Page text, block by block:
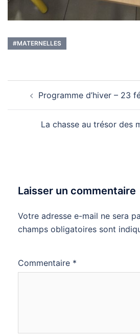
#MATERNELLES
d’articleProgramme d’hiver – 23
La chasse au trésor des
Laisser un commentaire
Votre adresse e-mail ne sera
champs obligatoires sont
Commentaire *